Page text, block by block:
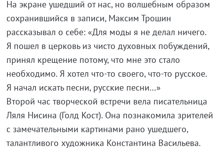
На экране ушедший от нас, но волшебным образом
сохранившийся в записи, Максим Трошин
рассказывал о себе: «Для моды я не делал ничего.
Я пошел в церковь из чисто духовных побуждений,
принял крещение потому, что мне это стало
необходимо. Я хотел что-то своего,что-то русское.
Я начал искать песни, русские песни…»
Второй час творческой встречи вела писательница
Ляля Нисина (Голд Кост). Она познакомила зрителей
с замечательными картинами рано ушедшего,
талантливого художника Константина Васильева.